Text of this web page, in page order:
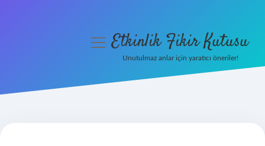
menüyüEtkinlik Fikir Kutusu
Unutulmaz anlar için yaratıcı öneriler!